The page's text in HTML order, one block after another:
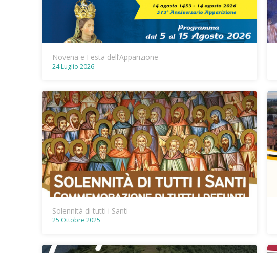
Novena e Festa dell’Apparizione
24 Luglio 2026
Solennità di tutti i Santi
25 Ottobre 2025